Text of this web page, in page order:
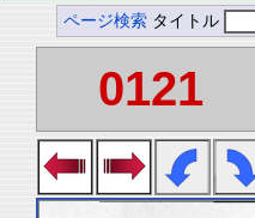
ページ検索 タイトル
0121